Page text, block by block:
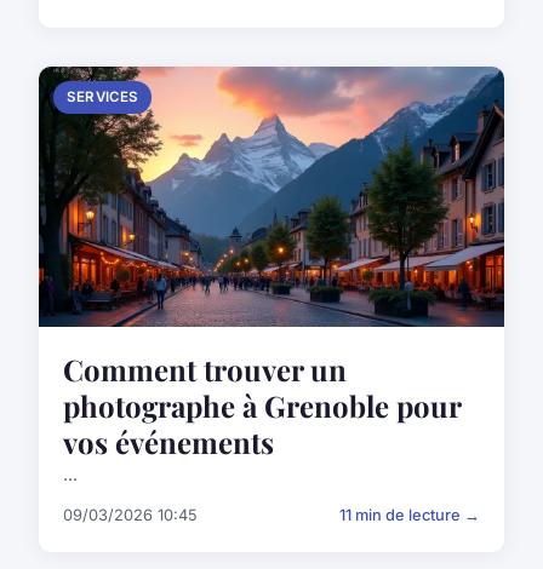
SERVICES
Comment trouver un
photographe à Grenoble pour
vos événements
...
09/03/2026 10:45 11 min de lecture →